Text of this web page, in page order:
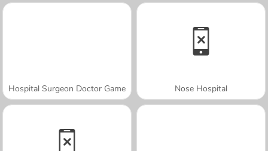
Hospital Surgeon Doctor Game Nose Hospital